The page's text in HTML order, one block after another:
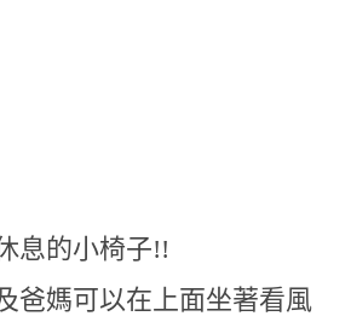
息的小椅子!!
爸媽可以在上面坐著看風